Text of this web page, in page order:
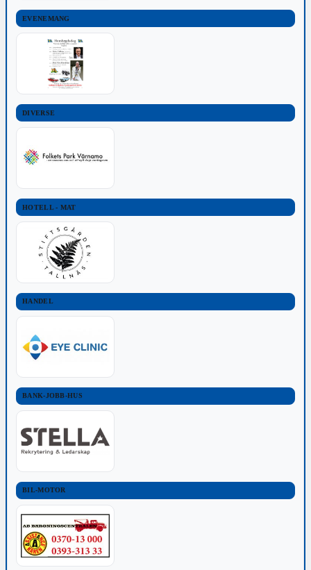
EVENEMANG
DIVERSE
HOTELL - MAT
HANDEL
BANK-JOBB-HUS
BIL-MOTOR